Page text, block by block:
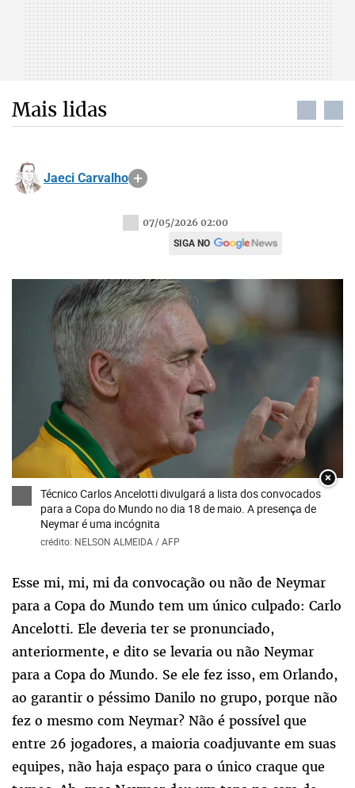
Mais lidas
Jaeci Carvalho
07/05/2026 02:00
SIGA NO
×
Técnico Carlos Ancelotti divulgará a lista dos convocados
para a Copa do Mundo no dia 18 de maio. A presença de
Neymar é uma incógnita
crédito: NELSON ALMEIDA / AFP
Esse mi, mi, mi da convocação ou não de Neymar
para a Copa do Mundo tem um único culpado: Carlo
Ancelotti. Ele deveria ter se pronunciado,
anteriormente, e dito se levaria ou não Neymar
para a Copa do Mundo. Se ele fez isso, em Orlando,
ao garantir o péssimo Danilo no grupo, porque não
fez o mesmo com Neymar? Não é possível que
entre 26 jogadores, a maioria coadjuvante em suas
equipes, não haja espaço para o único craque que